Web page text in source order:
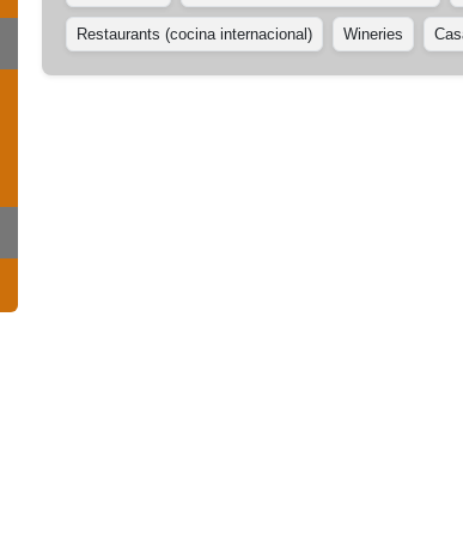
Restaurants (cocina internacional) Wineries